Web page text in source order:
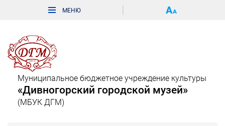
Муниципальное бюджетное учреждение культуры
«Дивногорский городской музей»
(МБУК ДГМ)